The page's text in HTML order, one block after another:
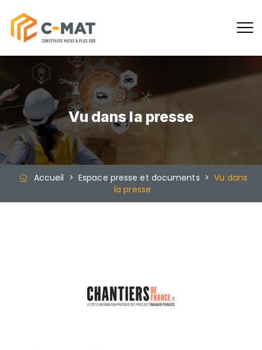
Vu dans la presse
Accueil >Espace presse et documents >Vu dans
la presse